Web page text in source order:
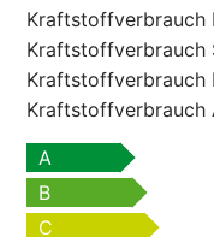
Kraftstoffverbrauch
Kraftstoffverbrauch
Kraftstoffverbrauch
Kraftstoffverbrauch
A
B
C